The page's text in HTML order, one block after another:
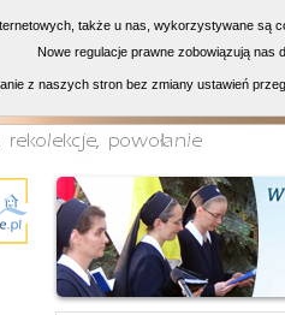
także u nas, wykorzystywane są
Nowe regulacje prawne zobowiązują nas
z naszych stron bez zmiany ustawień